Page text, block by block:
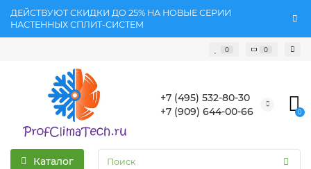
ДЕЙСТВУЮТ СКИДКИ ДО 25% НА НОВЫЕ СЕРИИ
НАСТЕННЫХ СПЛИТ-СИСТЕМ
0 0
+7 (495) 532-80-30
+7 (909) 644-00-66
0
Каталог